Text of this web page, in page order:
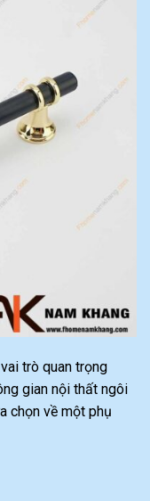
trò quan trọng
gian nội thất ngôi
chọn về một phụ